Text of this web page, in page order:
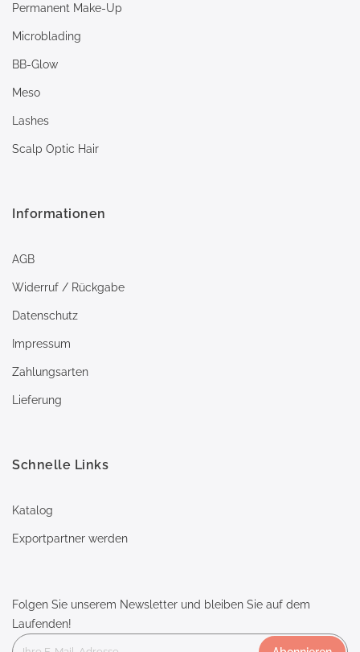
Permanent Make-Up
Microblading
BB-Glow
Meso
Lashes
Scalp Optic Hair
Informationen
AGB
Widerruf / Rückgabe
Datenschutz
Impressum
Zahlungsarten
Lieferung
Schnelle Links
Katalog
Exportpartner werden
Folgen Sie unserem Newsletter und bleiben Sie auf dem
Laufenden!